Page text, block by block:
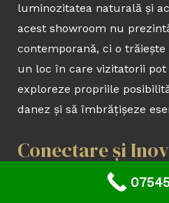
luminozitatea naturală și
acest showroom nu
contemporană, ci o
un loc în care vizitatorii
exploreze propriile
danez și să îmbrățișeze
Conectare și
Designul